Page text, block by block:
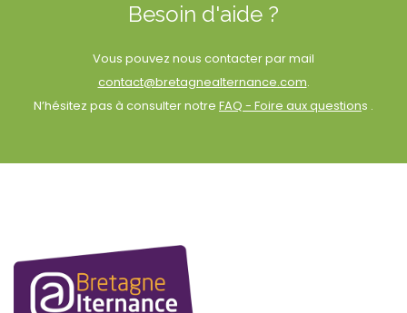
Besoin d'aide ?
Vous pouvez nous contacter par mail
contact@bretagnealternance.com.
N’hésitez pas à consulter notre FAQ - Foire aux questions .